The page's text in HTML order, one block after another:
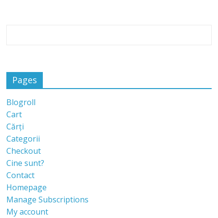
Pages
Blogroll
Cart
Cărți
Categorii
Checkout
Cine sunt?
Contact
Homepage
Manage Subscriptions
My account